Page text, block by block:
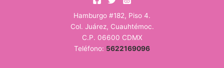
Hamburgo #182, Piso 4.
Col. Juárez, Cuauhtémoc.
C.P. 06600 CDMX
Teléfono: 5622169096